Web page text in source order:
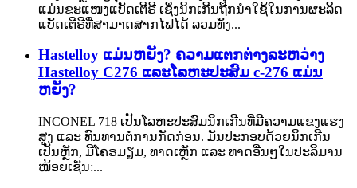
ແມ່ນຂະແໜງແບັດເຕີຣີ ເຊິ່ງນິກເກີນຖືກນຳໃຊ້ໃນການຜະລິດ
ແບັດເຕີຣີທີ່ສາມາດສາກໄຟໄດ້ ລວມທັງ...
Hastelloy ແມ່ນຫຍັງ? ຄວາມແຕກຕ່າງລະຫວ່າງ
Hastelloy C276 ແລະໂລຫະປະສົມ c-276 ແມ່ນ
ຫຍັງ?
INCONEL 718 ເປັນໂລຫະປະສົມນິກເກີນທີ່ມີຄວາມແຂງແຮງ
ສູງ ແລະ ທົນທານຕໍ່ການກັດກ່ອນ. ມັນປະກອບດ້ວຍນິກເກີນ
ເປັນຫຼັກ, ມີໂຄຣມຽມ, ທາດເຫຼັກ ແລະ ທາດອື່ນໆໃນປະລິມານ
ໜ້ອຍເຊັ່ນ:...